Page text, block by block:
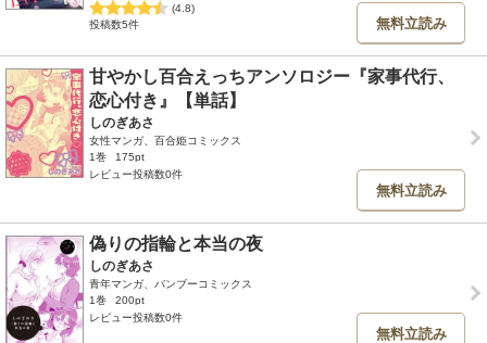
(4.8)
投稿数5件
無料立読み
甘やかし百合えっちアンソロジー『家事代行、
恋心付き』【単話】
しのぎあさ
女性マンガ、百合姫コミックス
1巻
175pt
レビュー投稿数0件
無料立読み
偽りの指輪と本当の夜
しのぎあさ
青年マンガ、バンブーコミックス
1巻
200pt
レビュー投稿数0件
無料立読み